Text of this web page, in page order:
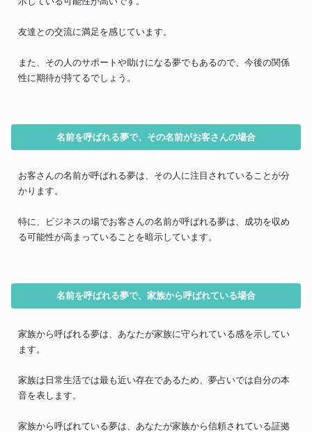
友達との交流に満足を感じています。
また、その人のサポートや助けになる夢でもあるので、今後の関係
性に期待が持てるでしょう。
名前を呼ばれる夢で、その名前がお客さんの場合
お客さんの名前が呼ばれる夢は、その人に注目されていることが分
かります。
特に、ビジネスの場でお客さんの名前が呼ばれる夢は、成功を収め
る可能性が高まっていることを暗示しています。
名前を呼ばれる夢で、家族から呼ばれている場合
家族から呼ばれる夢は、あなたが家族に守られている感を示してい
ます。
家族は日常生活では最も近い存在であるため、夢占いでは自分の本
音を表します。
家族から呼ばれている夢は、あなたが家族から信頼されている証拠